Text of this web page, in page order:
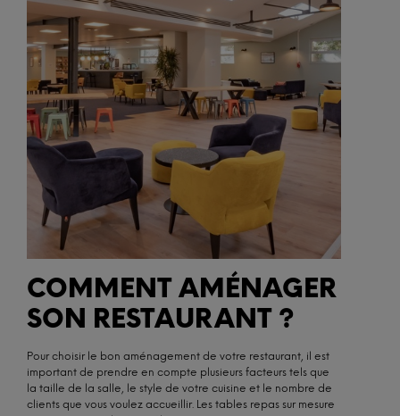
COMMENT AMÉNAGER
SON RESTAURANT ?
Pour choisir le bon aménagement de votre restaurant, il est
important de prendre en compte plusieurs facteurs tels que
la taille de la salle, le style de votre cuisine et le nombre de
clients que vous voulez accueillir. Les tables repas sur mesure